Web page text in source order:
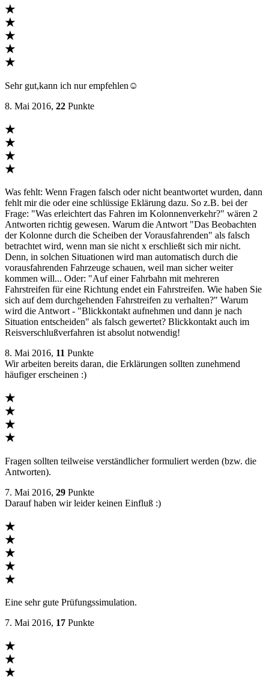
★
★
★
★
★
Sehr gut,kann ich nur empfehlen☺
8. Mai 2016, 22 Punkte
★
★
★
★
Was fehlt: Wenn Fragen falsch oder nicht beantwortet wurden, dann
fehlt mir die oder eine schlüssige Eklärung dazu. So z.B. bei der
Frage: "Was erleichtert das Fahren im Kolonnenverkehr?" wären 2
Antworten richtig gewesen. Warum die Antwort "Das Beobachten
der Kolonne durch die Scheiben der Vorausfahrenden" als falsch
betrachtet wird, wenn man sie nicht x erschließt sich mir nicht.
Denn, in solchen Situationen wird man automatisch durch die
vorausfahrenden Fahrzeuge schauen, weil man sicher weiter
kommen will... Oder: "Auf einer Fahrbahn mit mehreren
Fahrstreifen für eine Richtung endet ein Fahrstreifen. Wie haben Sie
sich auf dem durchgehenden Fahrstreifen zu verhalten?" Warum
wird die Antwort - "Blickkontakt aufnehmen und dann je nach
Situation entscheiden" als falsch gewertet? Blickkontakt auch im
Reisverschlußverfahren ist absolut notwendig!
8. Mai 2016, 11 Punkte
Wir arbeiten bereits daran, die Erklärungen sollten zunehmend
häufiger erscheinen :)
★
★
★
★
Fragen sollten teilweise verständlicher formuliert werden (bzw. die
Antworten).
7. Mai 2016, 29 Punkte
Darauf haben wir leider keinen Einfluß :)
★
★
★
★
★
Eine sehr gute Prüfungssimulation.
7. Mai 2016, 17 Punkte
★
★
★